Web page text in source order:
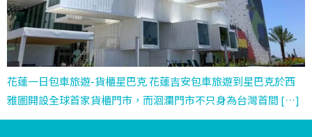
花蓮一日包車旅遊-貨櫃星巴克 花蓮吉安包車旅遊到星巴克於西
雅圖開設全球首家貨櫃門市，而洄瀾門市不只身為台灣首間 […]